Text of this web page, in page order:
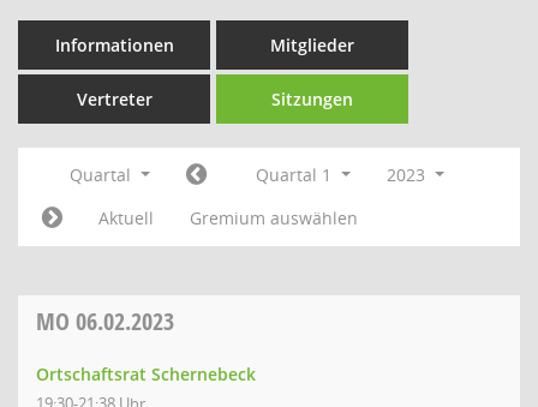
Informationen Mitglieder
Vertreter Sitzungen
Quartal Quartal 1
2023
Aktuell
Gremium auswählen
MO 06.02.2023
Ortschaftsrat Schernebeck